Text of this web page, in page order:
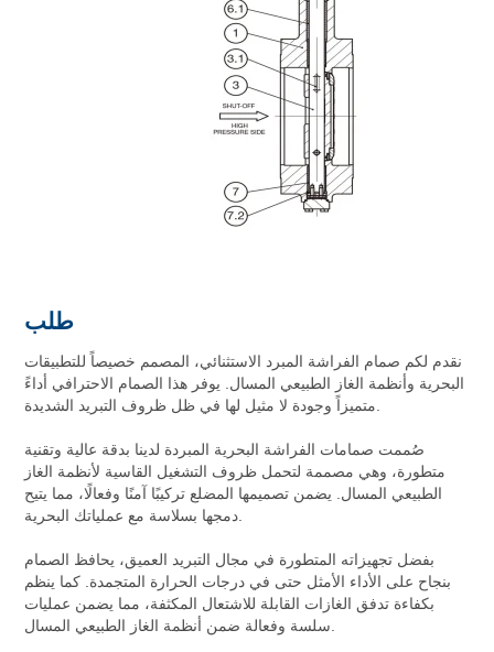
طلب
نقدم لكم صمام الفراشة المبرد الاستثنائي، المصمم خصيصاً للتطبيقات
البحرية وأنظمة الغاز الطبيعي المسال. يوفر هذا الصمام الاحترافي أداءً
متميزاً وجودة لا مثيل لها في ظل ظروف التبريد الشديدة.
صُممت صمامات الفراشة البحرية المبردة لدينا بدقة عالية وتقنية
متطورة، وهي مصممة لتحمل ظروف التشغيل القاسية لأنظمة الغاز
الطبيعي المسال. يضمن تصميمها المضلع تركيبًا آمنًا وفعالًا، مما يتيح
دمجها بسلاسة مع عملياتك البحرية.
بفضل تجهيزاته المتطورة في مجال التبريد العميق، يحافظ الصمام
بنجاح على الأداء الأمثل حتى في درجات الحرارة المتجمدة. كما ينظم
بكفاءة تدفق الغازات القابلة للاشتعال المكثفة، مما يضمن عمليات
سلسة وفعالة ضمن أنظمة الغاز الطبيعي المسال.